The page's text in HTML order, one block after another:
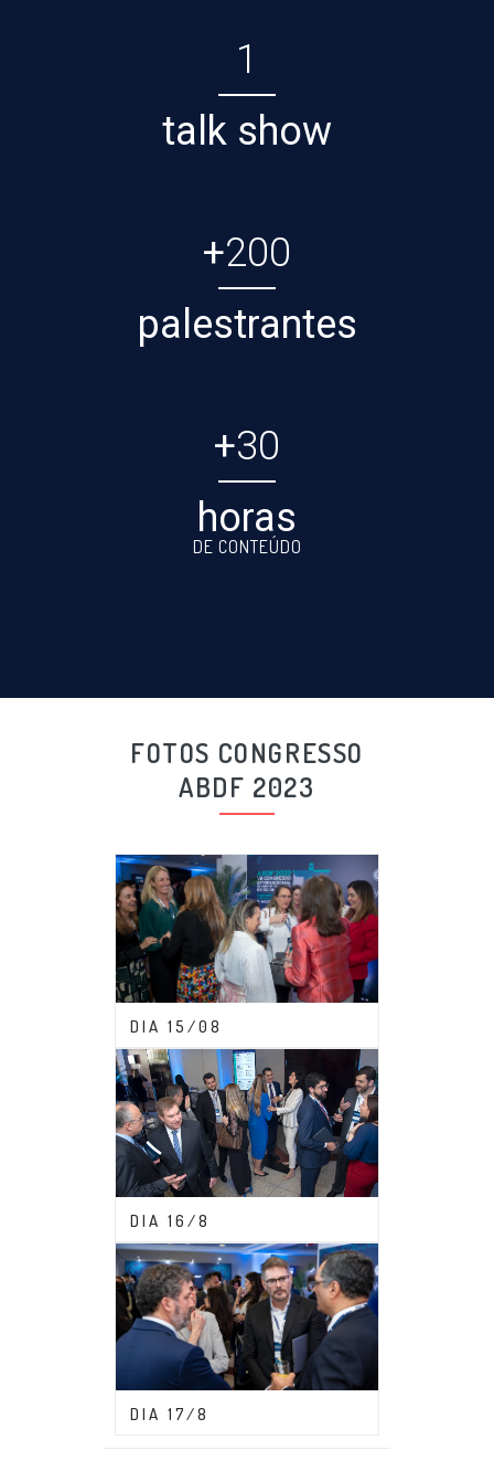
1
talk show
+200
palestrantes
+30
horas
DE CONTEÚDO
FOTOS CONGRESSO
ABDF 2023
DIA 15/08
CONGRESSO ABDF 2023
DIA 16/8
CONGRESSO ABDF 2023
DIA 17/8
CONGRESSO ABDF 2023